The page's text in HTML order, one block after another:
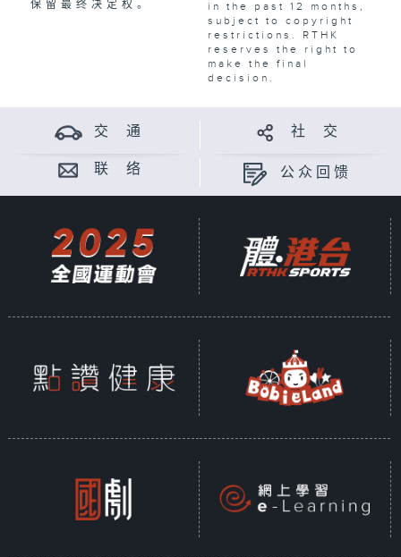
保留最终决定权。
in the past 12 months,
subject to copyright
restrictions. RTHK
reserves the right to
make the final
decision.
交 通 社 交
联 络 公众回馈